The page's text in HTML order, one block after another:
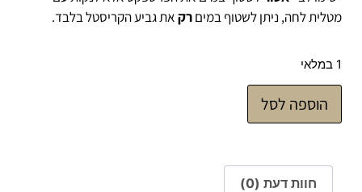
מטלית לחה, ניתן לשטוף במיםרקאת גביע הקריסטל בלבד.
1 במלאי
הוספה לסל
חוות דעת (0)